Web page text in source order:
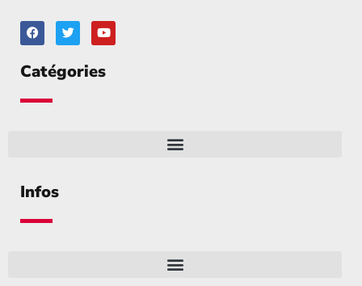
Catégories
Infos